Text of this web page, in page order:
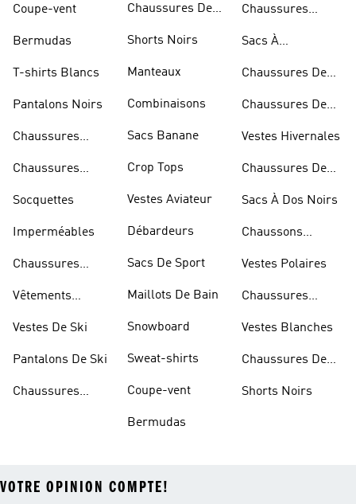
Coupe-vent
Bermudas
T-shirts Blancs
Pantalons Noirs
Chaussures
Chaussures
Socquettes
Imperméables
Chaussures
Vêtements
Vestes De Ski
Pantalons De Ski
Chaussures
Chaussures De
Shorts Noirs
Manteaux
Combinaisons
Sacs Banane
Crop Tops
Vestes Aviateur
Débardeurs
Sacs De Sport
Maillots De Bain
Snowboard
Sweat-shirts
Coupe-vent
Bermudas
Chaussures
Sacs À
Chaussures De
Chaussures De
Vestes Hivernales
Chaussures De
Sacs À Dos Noirs
Chaussons
Vestes Polaires
Chaussures
Vestes Blanches
Chaussures De
Shorts Noirs
VOTRE OPINION COMPTE!